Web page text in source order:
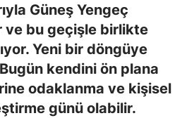
Güneş Yengeç
ve bu geçişle birlikte
Yeni bir döngüye
kendini ön plana
odaklanma ve kişisel
günü olabilir.